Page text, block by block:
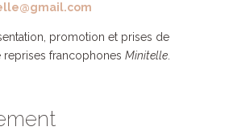
promotion et prises de
francophones Minitelle.